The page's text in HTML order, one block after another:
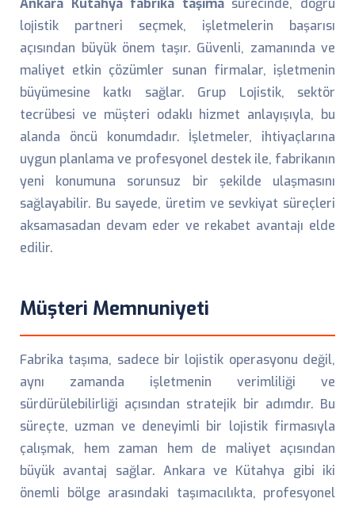
Ankara Kütahya fabrika taşımasürecinde, doğru
lojistik partneri seçmek, işletmelerin başarısı
açısından büyük önem taşır. Güvenli, zamanında ve
maliyet etkin çözümler sunan firmalar, işletmenin
büyümesine katkı sağlar. Grup Lojistik, sektör
tecrübesi ve müşteri odaklı hizmet anlayışıyla, bu
alanda öncü konumdadır. İşletmeler, ihtiyaçlarına
uygun planlama ve profesyonel destek ile, fabrikanın
yeni konumuna sorunsuz bir şekilde ulaşmasını
sağlayabilir. Bu sayede, üretim ve sevkiyat süreçleri
aksamasadan devam eder ve rekabet avantajı elde
edilir.
Müşteri Memnuniyeti
Fabrika taşıma, sadece bir lojistik operasyonu değil,
aynı zamanda işletmenin verimliliği ve
sürdürülebilirliği açısından stratejik bir adımdır. Bu
süreçte, uzman ve deneyimli bir lojistik firmasıyla
çalışmak, hem zaman hem de maliyet açısından
büyük avantaj sağlar. Ankara ve Kütahya gibi iki
önemli bölge arasındaki taşımacılıkta, profesyonel